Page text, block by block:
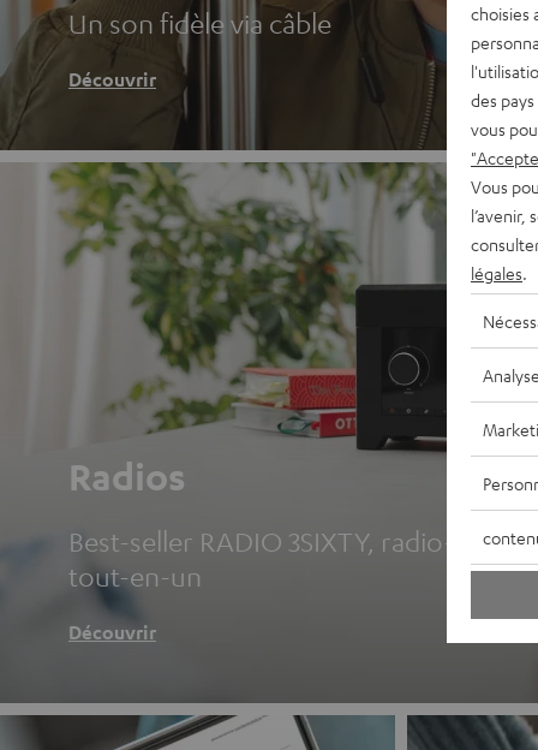
Un son fidèle via câble
Découvrir
Radios
Best-seller RADIO 3SIXTY, radio-
tout-en-un
Découvrir
choisies
des
vous
Vous
l’avenir,
légales